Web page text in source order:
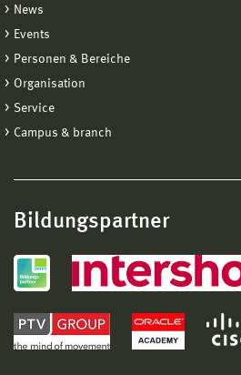
News
Events
Personen & Bereiche
Organisation
Service
Campus & branch
Bildungspartner